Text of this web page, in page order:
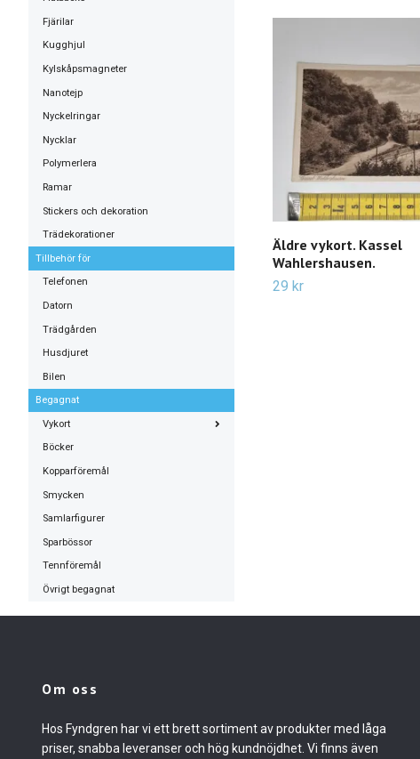
Fjärilar
Kugghjul
Kylskåpsmagneter
Nanotejp
Nyckelringar
Nycklar
Polymerlera
Ramar
Stickers och dekoration
Trädekorationer
Tillbehör för
Telefonen
Datorn
Trädgården
Husdjuret
Bilen
Begagnat
Vykort
Böcker
Kopparföremål
Smycken
Samlarfigurer
Sparbössor
Tennföremål
Övrigt begagnat
Äldre vykort. Kassel
Wahlershausen.
29 kr
Om oss
Hos Fyndgren har vi ett brett sortiment av produkter med låga
priser, snabba leveranser och hög kundnöjdhet. Vi finns även